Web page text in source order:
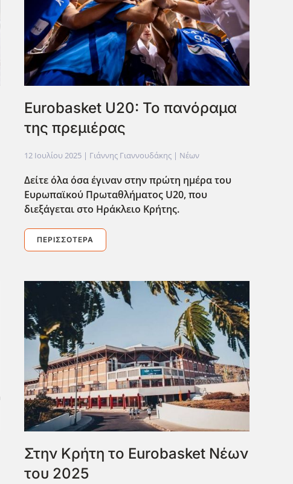
Eurobasket U20: Το πανόραμα
της πρεμιέρας
12 Ιουλίου 2025| Γιάννης Γιαννουδάκης | Νέων
Δείτε όλα όσα έγιναν στην πρώτη ημέρα του
Ευρωπαϊκού Πρωταθλήματος U20, που
διεξάγεται στο Ηράκλειο Κρήτης.
ΠΕΡΙΣΣΌΤΕΡΑ
Στην Κρήτη το Eurobasket Νέων
του 2025